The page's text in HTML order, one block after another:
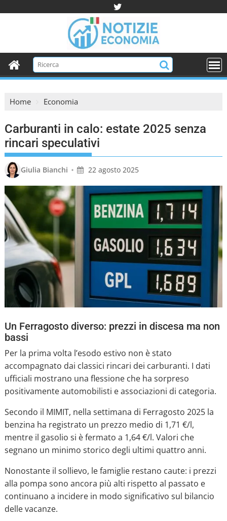
t
c
Home Economia
Carburanti in calo: estate 2025 senza
rincari speculativi
Giulia Bianchi • 22 agosto 2025
Un Ferragosto diverso: prezzi in discesa ma non
bassi
Per la prima volta l’esodo estivo non è stato
accompagnato dai classici rincari dei carburanti. I dati
ufficiali mostrano una flessione che ha sorpreso
positivamente automobilisti e associazioni di categoria.
Secondo il MIMIT, nella settimana di Ferragosto 2025 la
benzina ha registrato un prezzo medio di 1,71 €/l,
mentre il gasolio si è fermato a 1,64 €/l. Valori che
segnano un minimo storico degli ultimi quattro anni.
Nonostante il sollievo, le famiglie restano caute: i prezzi
alla pompa sono ancora più alti rispetto al passato e
continuano a incidere in modo significativo sul bilancio
delle vacanze.